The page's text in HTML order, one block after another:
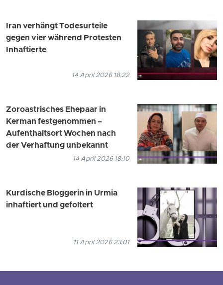
Iran verhängt Todesurteile
gegen vier während Protesten
Inhaftierte
14 April 2026 18:22
Zoroastrisches Ehepaar in
Kerman festgenommen –
Aufenthaltsort Wochen nach
der Verhaftung unbekannt
14 April 2026 18:10
Kurdische Bloggerin in Urmia
inhaftiert und gefoltert
11 April 2026 23:01